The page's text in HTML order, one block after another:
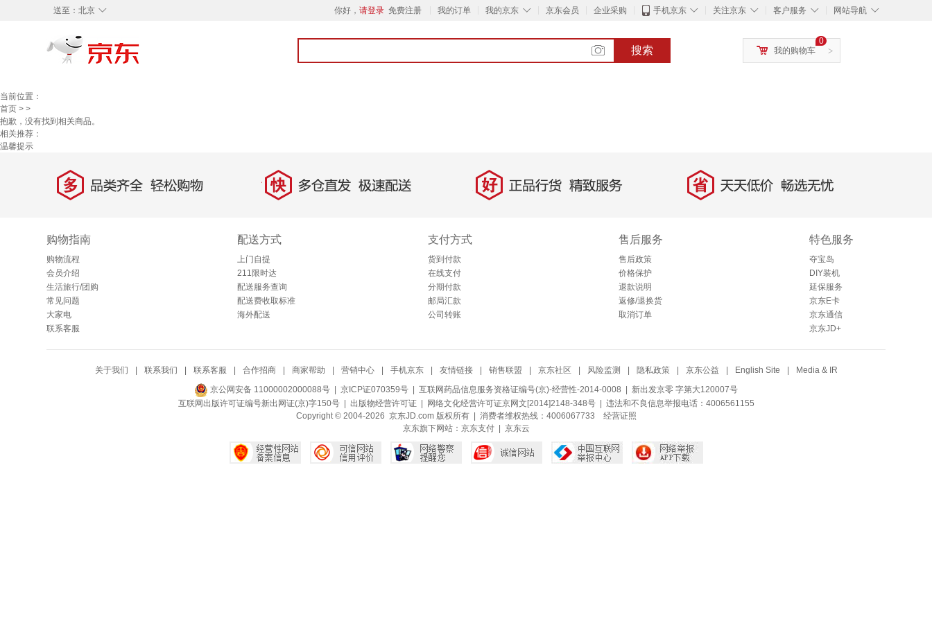
◇
送至： 北京 你好， 请登录 免费注册 我的订单 ◇
我的京东 京东会员 企业采购 ◇
手机京东 ◇
关注京东 ◇
客户服务 ◇
网站导航
搜索 >
0
我的购物车
当前位置：
首页 > >
抱歉，没有找到相关商品。
相关推荐：
温馨提示
多 品类齐全，轻松购物 快 多仓直发，极速配送 好 正品行货，精致服务 省 天天低价，畅选无忧
购物指南
购物流程
会员介绍
生活旅行/团购
常见问题
大家电
联系客服
配送方式
上门自提
211限时达
配送服务查询
配送费收取标准
海外配送
支付方式
货到付款
在线支付
分期付款
邮局汇款
公司转账
售后服务
售后政策
价格保护
退款说明
返修/退换货
取消订单
特色服务
夺宝岛
DIY装机
延保服务
京东E卡
京东通信
京东JD+
关于我们 联系我们 联系客服 合作招商 商家帮助 营销中心 手机京东 友情链接 销售联盟 京东社区 风险监测 隐私政策 京东公益 English Site Media & IR
京公网安备 11000002000088号 | 京ICP证070359号 | 互联网药品信息服务资格证编号(京)-经营性-2014-0008 | 新出发京零 字第大120007号
互联网出版许可证编号新出网证(京)字150号 | 出版物经营许可证| 网络文化经营许可证京网文[2014]2148-348号| 违法和不良信息举报电话：4006561155
Copyright © 2004-2026 京东JD.com 版权所有 | 消费者维权热线：4006067733 经营证照
京东旗下网站： 京东支付| 京东云